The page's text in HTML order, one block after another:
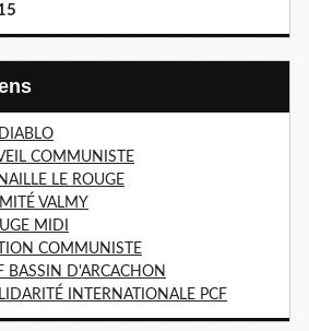
COMMUNISTE
LE ROUGE
VALMY
MIDI
COMMUNISTE
BASSIN D'ARCACHON
INTERNATIONALE PCF